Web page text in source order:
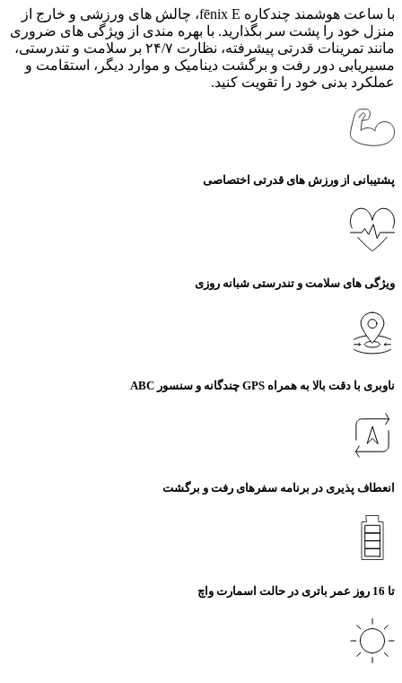
با ساعت هوشمند چندکاره fēnix E، چالش‌ های ورزشی و خارج از
منزل خود را پشت سر بگذارید. با بهره‌ مندی از ویژگی‌ های ضروری
مانند تمرینات قدرتی پیشرفته، نظارت ۲۴/۷ بر سلامت و تندرستی،
مسیریابی دور رفت و برگشت دینامیک و موارد دیگر، استقامت و
عملکرد بدنی خود را تقویت کنید.
پشتیبانی از ورزش‌ های قدرتی اختصاصی
ویژگی های سلامت و تندرستی شبانه روزی
ناوبری با دقت بالا به همراه GPS چندگانه و سنسور ABC
انعطاف‌ پذیری در برنامه‌ سفرهای رفت و برگشت
تا 16 روز عمر باتری در حالت اسمارت واچ